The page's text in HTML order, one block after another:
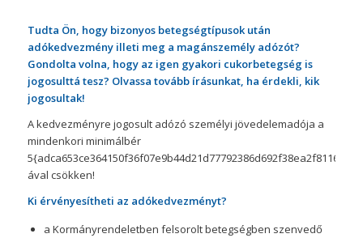
Tudta Ön, hogy bizonyos betegségtípusok után
adókedvezmény illeti meg a magánszemély adózót?
Gondolta volna, hogy az igen gyakori cukorbetegség is
jogosulttá tesz? Olvassa tovább írásunkat, ha érdekli, kik
jogosultak!
A kedvezményre jogosult adózó személyi jövedelemadója a
mindenkori minimálbér
ával csökken!
Ki érvényesítheti az adókedvezményt?
a Kormányrendeletben felsorolt betegségben szenvedő